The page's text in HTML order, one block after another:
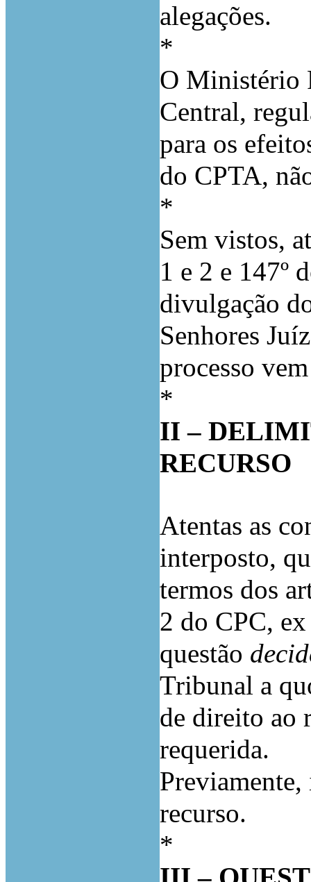
alegações.
*
O Ministério
Central,
para os
do CPTA,
*
Sem vistos,
1 e 2 e 147º
divulgação
Senhores
processo
*
II –
RECURSO
Atentas as
interposto,
termos dos
2 do CPC,
questão
Tribunal a
de direito ao
requerida.
recurso.
*